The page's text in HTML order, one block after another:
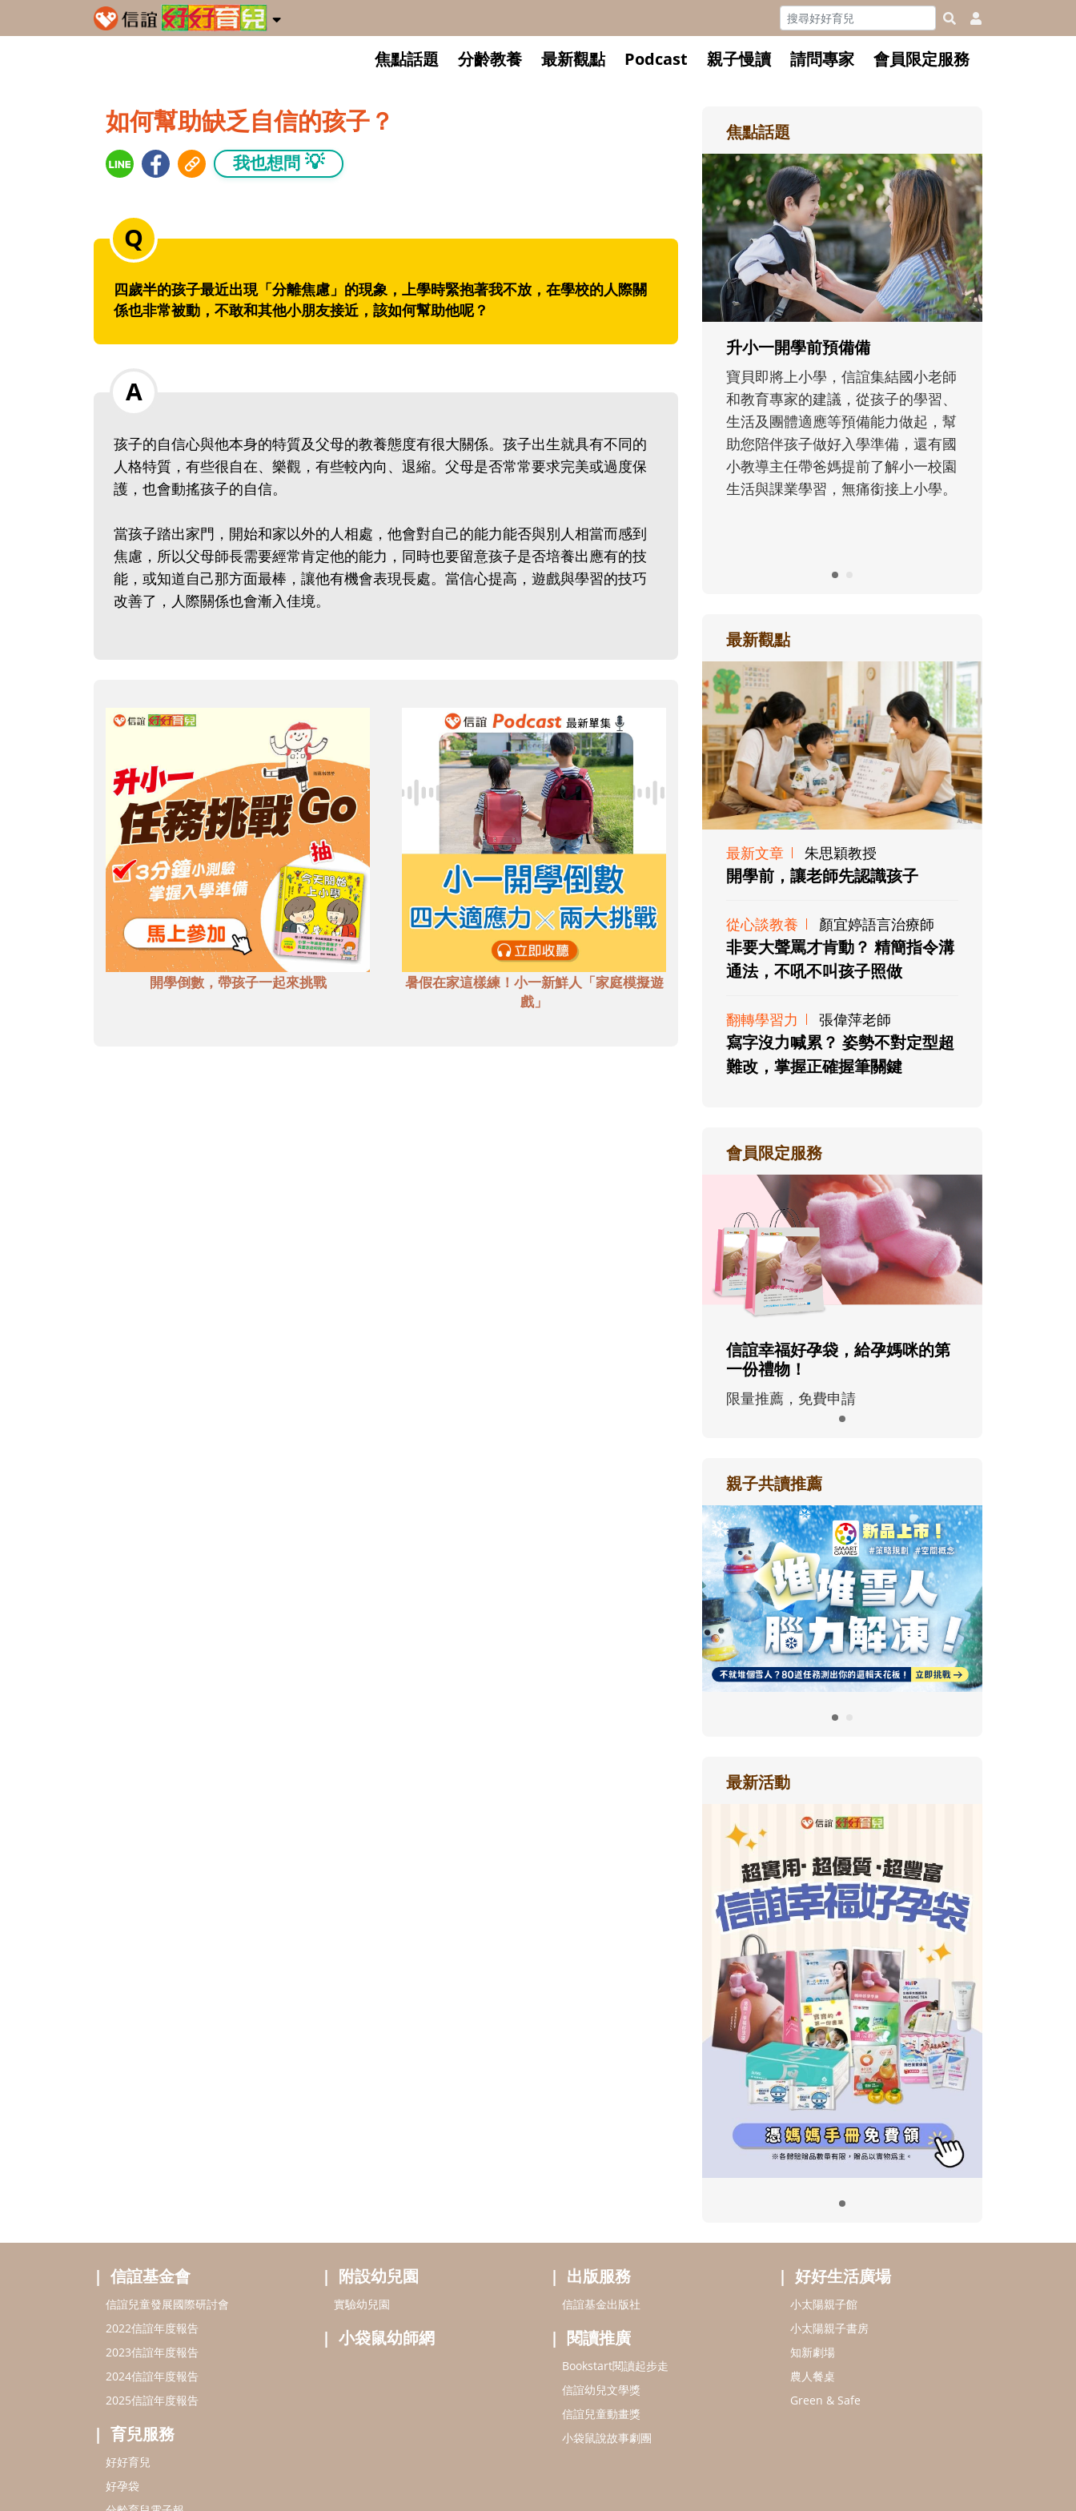
焦點話題 分齡教養 最新觀點 Podcast 親子慢讀 請問專家 會員限定服務
如何幫助缺乏自信的孩子？
我也想問 💡
四歲半的孩子最近出現「分離焦慮」的現象，上學時緊抱著我不放，在學校的人際關
係也非常被動，不敢和其他小朋友接近，該如何幫助他呢？
孩子的自信心與他本身的特質及父母的教養態度有很大關係。孩子出生就具有不同的
人格特質，有些很自在、樂觀，有些較內向、退縮。父母是否常常要求完美或過度保
護，也會動搖孩子的自信。
當孩子踏出家門，開始和家以外的人相處，他會對自己的能力能否與別人相當而感到
焦慮，所以父母師長需要經常肯定他的能力，同時也要留意孩子是否培養出應有的技
能，或知道自己那方面最棒，讓他有機會表現長處。當信心提高，遊戲與學習的技巧
改善了，人際關係也會漸入佳境。
開學倒數，帶孩子一起來挑戰
暑假在家這樣練！小一新鮮人「家庭模擬遊
戲」
焦點話題
升小一開學前預備備
寶貝即將上小學，信誼集結國小老師
和教育專家的建議，從孩子的學習、
生活及團體適應等預備能力做起，幫
助您陪伴孩子做好入學準備，還有國
小教導主任帶爸媽提前了解小一校園
生活與課業學習，無痛銜接上小學。
最新觀點
最新文章 朱思穎教授
開學前，讓老師先認識孩子
從心談教養 顏宜婷語言治療師
非要大聲罵才肯動？ 精簡指令溝
通法，不吼不叫孩子照做
翻轉學習力 張偉萍老師
寫字沒力喊累？ 姿勢不對定型超
難改，掌握正確握筆關鍵
會員限定服務
信誼幸福好孕袋，給孕媽咪的第
一份禮物！
限量推薦，免費申請
親子共讀推薦
最新活動
信誼基金會
信誼兒童發展國際研討會
2022信誼年度報告
2023信誼年度報告
2024信誼年度報告
2025信誼年度報告
育兒服務
好好育兒
好孕袋
附設幼兒園
實驗幼兒園
小袋鼠幼師網
出版服務
信誼基金出版社
閱讀推廣
Bookstart閱讀起步走
信誼幼兒文學獎
信誼兒童動畫獎
小袋鼠說故事劇團
好好生活廣場
小太陽親子館
小太陽親子書房
知新劇場
農人餐桌
Green & Safe